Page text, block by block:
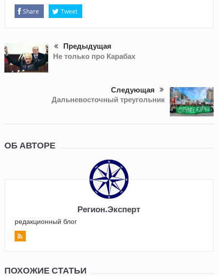
Share Tweet
Предыдущая
Не только про Карабах
Следующая
Дальневосточный треугольник
ОБ АВТОРЕ
Регион.Эксперт
редакционный блог
ПОХОЖИЕ СТАТЬИ